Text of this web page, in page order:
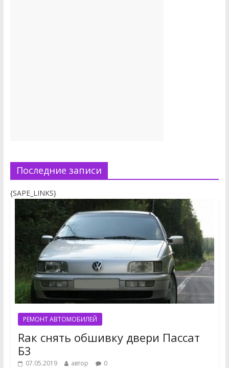
Последние записи
{SAPE_LINKS}
РЕМОНТ АВТОМОБИЛЕЙ
Rак снять обшивку двери Пассат
Б3
07.05.2019 автор 0